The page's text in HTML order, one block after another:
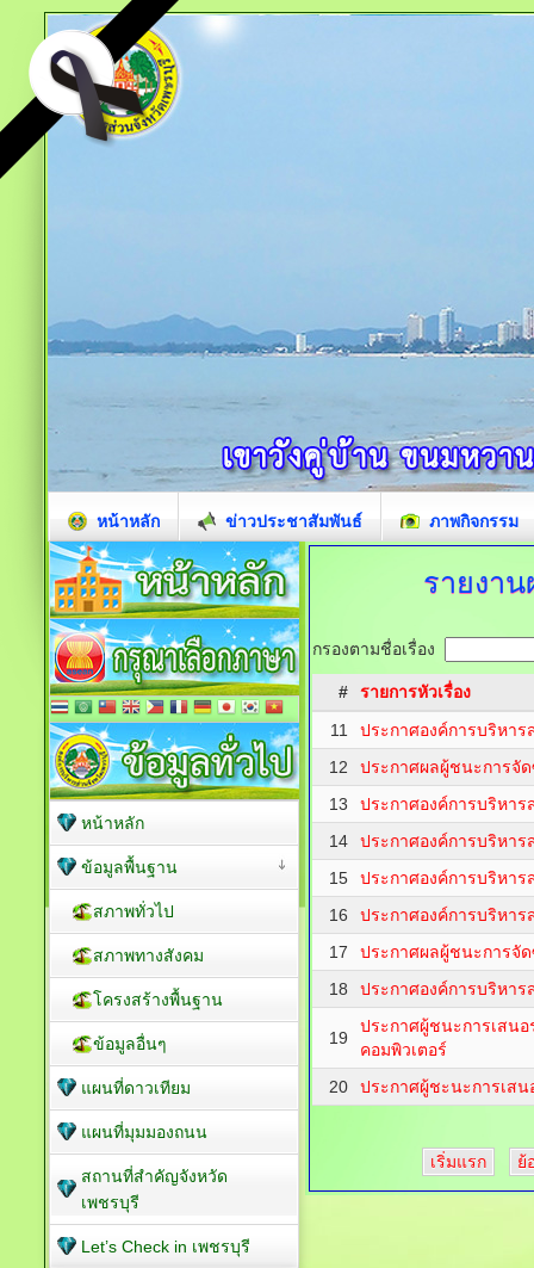
หน้าหลัก ข่าวประชาสัมพันธ์ ภาพกิจกรรม
รายงา
กรองตามชื่อเรื่อง
#
รายการหัวเรื่อง
11
ประกาศองค์การบริหา
12
ประกาศผลผู้ชนะการจั
13
ประกาศองค์การบริหา
14
ประกาศองค์การบริหา
15
ประกาศองค์การบริหาร
16
ประกาศองค์การบริหา
17
ประกาศผลผู้ชนะการจั
18
ประกาศองค์การบริหา
19
ประกาศผู้ชนะการเสน
คอมพิวเตอร์
20
ประกาศผู้ชะนะการเสน
เริ่มแรก ย้
หน้าหลัก
ข้อมูลพื้นฐาน
สภาพทั่วไป
สภาพทางสังคม
โครงสร้างพื้นฐาน
ข้อมูลอื่นๆ
แผนที่ดาวเทียม
แผนที่มุมมองถนน
สถานที่สำคัญจังหวัด
เพชรบุรี
Let’s Check in เพชรบุรี